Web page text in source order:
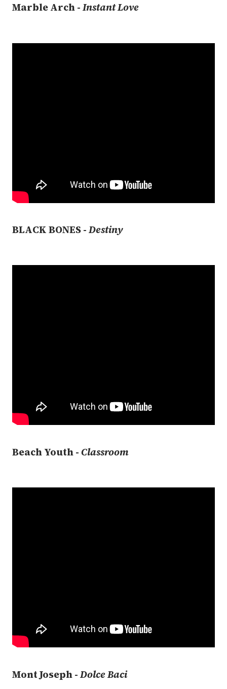
Marble Arch -Instant Love
BLACK BONES -Destiny
Beach Youth -Classroom
Mont Joseph -Dolce Baci